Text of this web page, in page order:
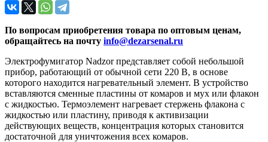
По вопросам приобретения товара по оптовым ценам,
обращайтесь на почту info@dezarsenal.ru
Электрофумигатор Nadzor представляет собой небольшой
прибор, работающий от обычной сети 220 В, в основе
которого находится нагревательный элемент. В устройство
вставляются сменные пластины от комаров и мух или флакон
с жидкостью. Термоэлемент нагревает стержень флакона с
жидкостью или пластину, приводя к активизации
действующих веществ, концентрация которых становится
достаточной для уничтожения всех комаров.